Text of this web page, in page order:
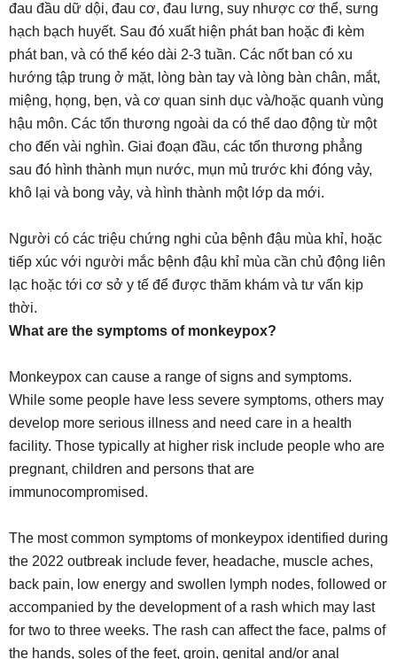
đau đầu dữ dội, đau cơ, đau lưng, suy nhược cơ thể, sưng
hạch bạch huyết. Sau đó xuất hiện phát ban hoặc đi kèm
phát ban, và có thể kéo dài 2-3 tuần. Các nốt ban có xu
hướng tập trung ở mặt, lòng bàn tay và lòng bàn chân, mắt,
miệng, họng, bẹn, và cơ quan sinh dục và/hoặc quanh vùng
hậu môn. Các tổn thương ngoài da có thể dao động từ một
cho đến vài nghìn. Giai đoạn đầu, các tổn thương phẳng
sau đó hình thành mụn nước, mụn mủ trước khi đóng vảy,
khô lại và bong vảy, và hình thành một lớp da mới.
Người có các triệu chứng nghi của bệnh đậu mùa khỉ, hoặc
tiếp xúc với người mắc bệnh đậu khỉ mùa cần chủ động liên
lạc hoặc tới cơ sở y tế để được thăm khám và tư vấn kịp
thời.
What are the symptoms of monkeypox?
Monkeypox can cause a range of signs and symptoms.
While some people have less severe symptoms, others may
develop more serious illness and need care in a health
facility. Those typically at higher risk include people who are
pregnant, children and persons that are
immunocompromised.
The most common symptoms of monkeypox identified during
the 2022 outbreak include fever, headache, muscle aches,
back pain, low energy and swollen lymph nodes, followed or
accompanied by the development of a rash which may last
for two to three weeks. The rash can affect the face, palms of
the hands, soles of the feet, groin, genital and/or anal